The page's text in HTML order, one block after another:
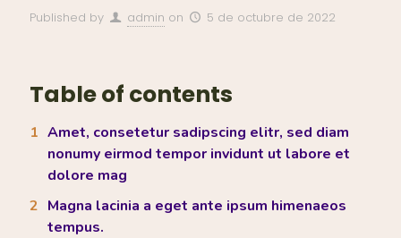
Published by admin on 5 de octubre de 2022
Table of contents
Amet, consetetur sadipscing elitr, sed diam
nonumy eirmod tempor invidunt ut labore et
dolore mag
Magna lacinia a eget ante ipsum himenaeos
tempus.